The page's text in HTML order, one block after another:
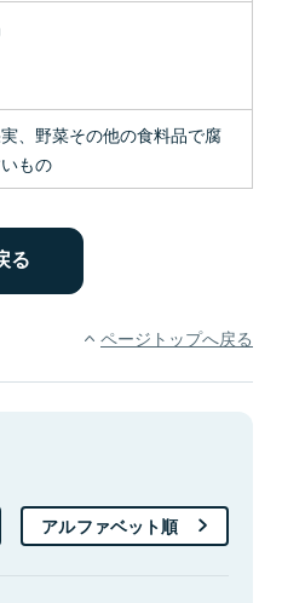
、野菜その他の食料品で腐
もの
ページトップへ戻る
アルファベット順